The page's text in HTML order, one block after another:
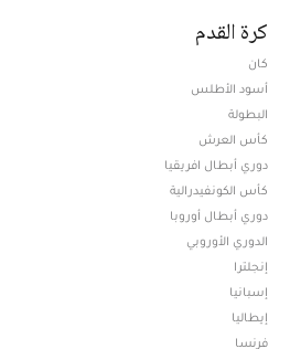
كرة القدم
كان
أسود الأطلس
البطولة
كأس العرش
دوري أبطال افريقيا
كأس الكونفيدرالية
دوري أبطال أوروبا
الدوري الأوروبي
إنجلترا
إسبانيا
إيطاليا
فرنسا